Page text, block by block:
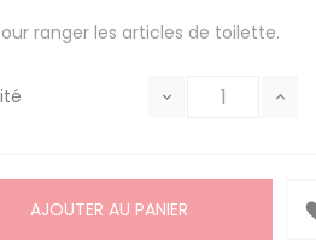
ranger les articles de toilette.
AJOUTER AU PANIER